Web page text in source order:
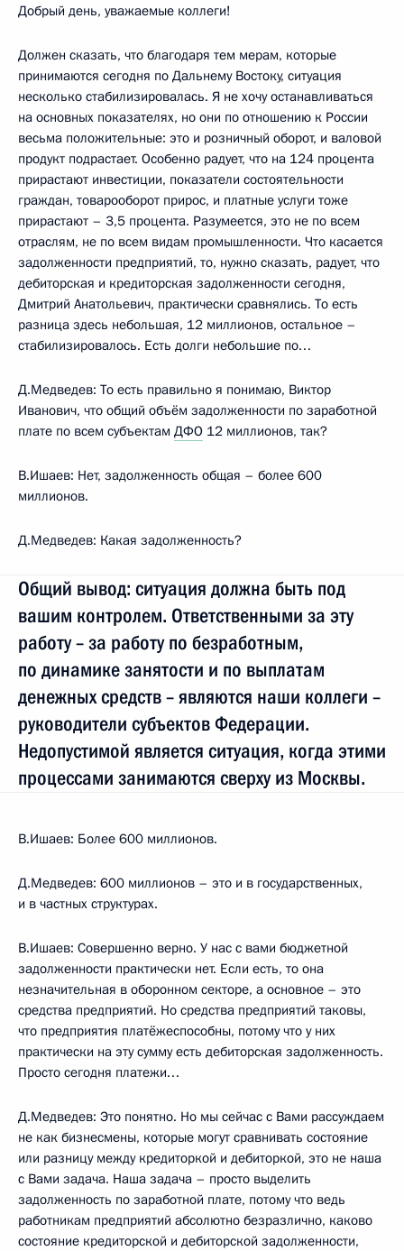
Добрый день, уважаемые коллеги!
Должен сказать, что благодаря тем мерам, которые
принимаются сегодня по Дальнему Востоку, ситуация
несколько стабилизировалась. Я не хочу останавливаться
на основных показателях, но они по отношению к России
весьма положительные: это и розничный оборот, и валовой
продукт подрастает. Особенно радует, что на 124 процента
прирастают инвестиции, показатели состоятельности
граждан, товарооборот прирос, и платные услуги тоже
прирастают – 3,5 процента. Разумеется, это не по всем
отраслям, не по всем видам промышленности. Что касается
задолженности предприятий, то, нужно сказать, радует, что
дебиторская и кредиторская задолженности сегодня,
Дмитрий Анатольевич, практически сравнялись. То есть
разница здесь небольшая, 12 миллионов, остальное –
стабилизировалось. Есть долги небольшие по…
Д.Медведев: То есть правильно я понимаю, Виктор
Иванович, что общий объём задолженности по заработной
плате по всем субъектам ДФО 12 миллионов, так?
В.Ишаев: Нет, задолженность общая – более 600
миллионов.
Д.Медведев: Какая задолженность?
Общий вывод: ситуация должна быть под
вашим контролем. Ответственными за эту
работу – за работу по безработным,
по динамике занятости и по выплатам
денежных средств – являются наши коллеги –
руководители субъектов Федерации.
Недопустимой является ситуация, когда этими
процессами занимаются сверху из Москвы.
В.Ишаев: Более 600 миллионов.
Д.Медведев: 600 миллионов – это и в государственных,
и в частных структурах.
В.Ишаев: Совершенно верно. У нас с вами бюджетной
задолженности практически нет. Если есть, то она
незначительная в оборонном секторе, а основное – это
средства предприятий. Но средства предприятий таковы,
что предприятия платёжеспособны, потому что у них
практически на эту сумму есть дебиторская задолженность.
Просто сегодня платежи…
Д.Медведев: Это понятно. Но мы сейчас с Вами рассуждаем
не как бизнесмены, которые могут сравнивать состояние
или разницу между кредиторкой и дебиторкой, это не наша
с Вами задача. Наша задача – просто выделить
задолженность по заработной плате, потому что ведь
работникам предприятий абсолютно безразлично, каково
состояние кредиторской и дебиторской задолженности,